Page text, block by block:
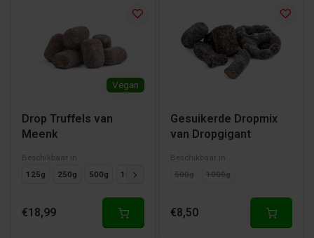
Vegan
Drop Truffels van
Meenk
Beschikbaar in
125g
250g 500g 1000g
€18,99
Gesuikerde Dropmix
van Dropgigant
Beschikbaar in
500g
1000g
€8,50